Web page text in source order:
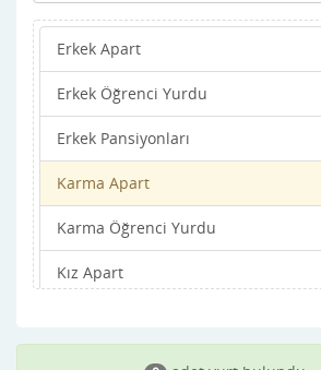
Erkek Apart
Erkek Öğrenci Yurdu
Erkek Pansiyonları
Karma Apart
Karma Öğrenci Yurdu
Kız Apart
Kız Pansiyonları